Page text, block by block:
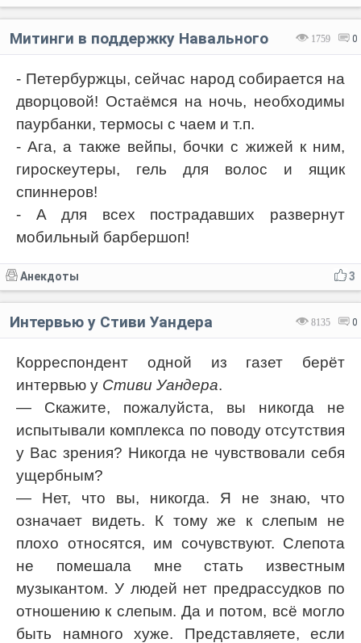
1759 0
Митинги в поддержку Навального
- Петербуржцы, сейчас народ собирается на
дворцовой! Остаёмся на ночь, необходимы
паурбанки, термосы с чаем и т.п.
- Ага, а также вейпы, бочки с жижей к ним,
гироскеутеры, гель для волос и ящик
спиннеров!
- А для всех пострадавших развернут
мобильный барбершоп!
3
Анекдоты
8135 0
Интервью у Стиви Уандера
Корреспондент одной из газет берёт
интервью у Стиви Уандера.
— Скажите, пожалуйста, вы никогда не
испытывали комплекса по поводу отсутствия
у Вас зрения? Никогда не чувствовали себя
ущербным?
— Нет, что вы, никогда. Я не знаю, что
означает видеть. К тому же к слепым не
плохо относятся, им сочувствуют. Слепота
не помешала мне стать известным
музыкантом. У людей нет предрассудков по
отношению к слепым. Да и потом, всё могло
быть намного хуже. Представляете, если